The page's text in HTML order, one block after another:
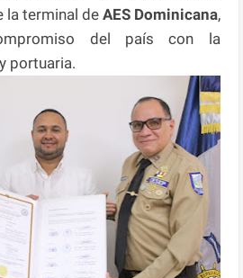
la terminal de AES Dominicana,
del país con la
portuaria.